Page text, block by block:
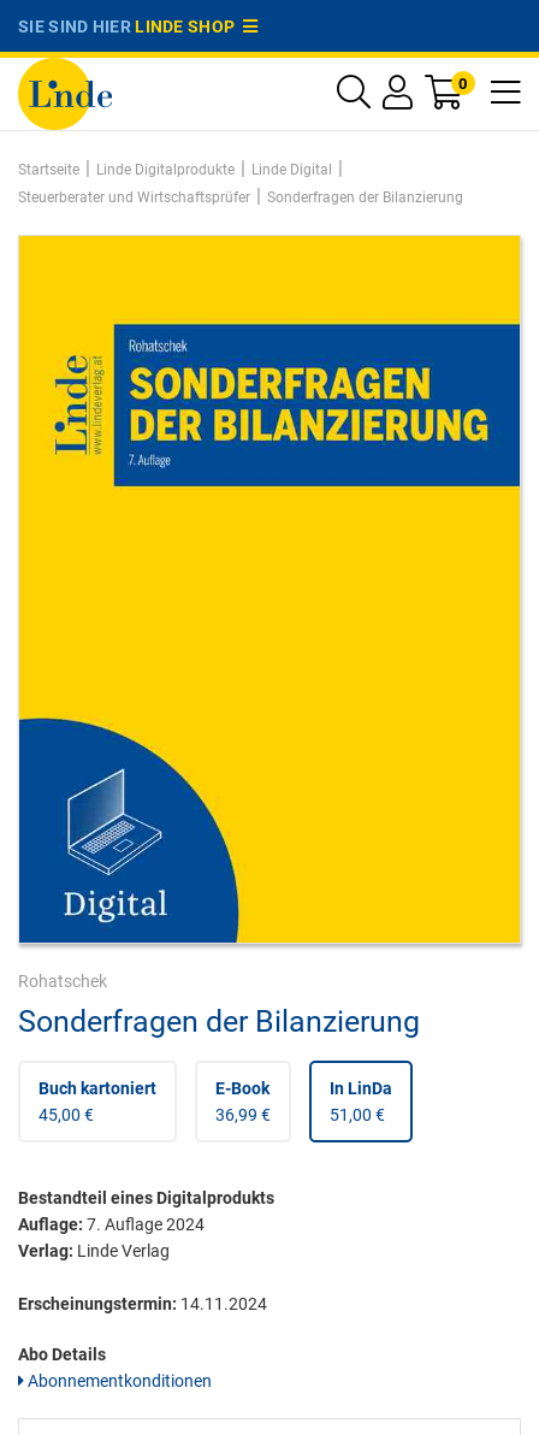
SIE SIND HIERLINDE SHOP
0
Startseite | Linde Digitalprodukte | Linde Digital |
Steuerberater und Wirtschaftsprüfer | Sonderfragen der Bilanzierung
Rohatschek
Sonderfragen der Bilanzierung
Buch kartoniert
45,00 €
E-Book
36,99 €
In LinDa
51,00 €
Bestandteil eines Digitalprodukts
Auflage: 7. Auflage 2024
Verlag: Linde Verlag
Erscheinungstermin: 14.11.2024
Abo Details
Abonnementkonditionen